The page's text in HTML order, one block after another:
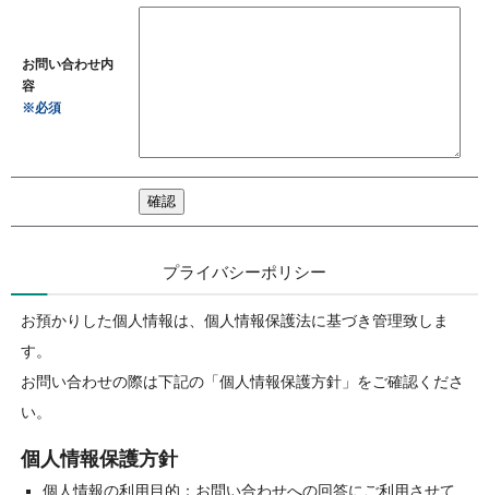
お問い合わせ内
容
※必須
プライバシーポリシー
お預かりした個人情報は、個人情報保護法に基づき管理致しま
す。
お問い合わせの際は下記の「個人情報保護方針」をご確認くださ
い。
個人情報保護方針
個人情報の利用目的：お問い合わせへの回答にご利用させて